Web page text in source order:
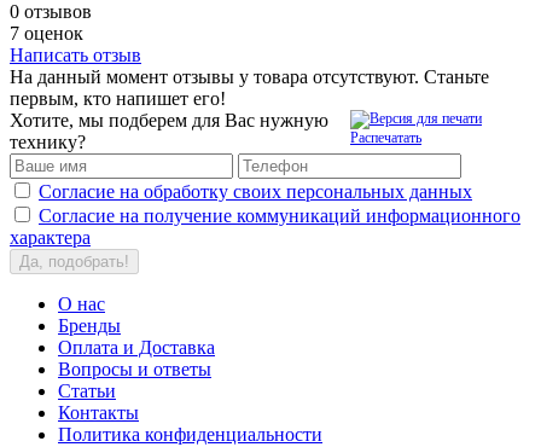
0 отзывов
7 оценок
Написать отзыв
На данный момент отзывы у товара отсутствуют. Станьте
первым, кто напишет его!
Распечатать
Хотите, мы подберем для Вас нужную
технику?
Согласие на обработку своих персональных данных
Согласие на получение коммуникаций информационного
характера
Да, подобрать!
О нас
Бренды
Оплата и Доставка
Вопросы и ответы
Статьи
Контакты
Политика конфиденциальности